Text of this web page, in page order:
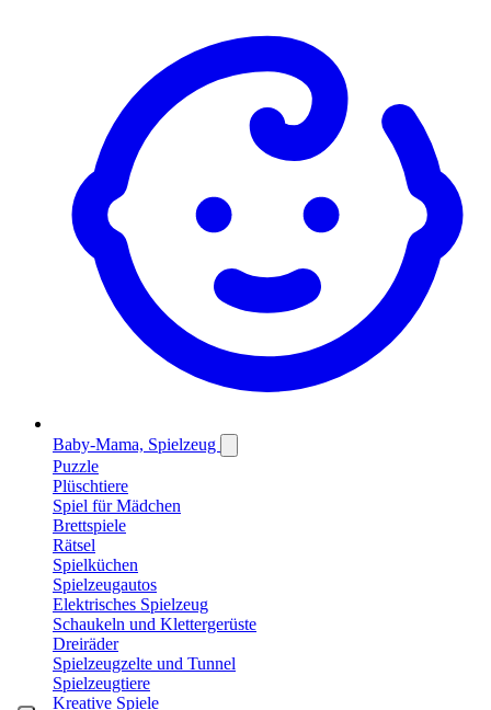
Baby-Mama, Spielzeug
Puzzle
Plüschtiere
Spiel für Mädchen
Brettspiele
Rätsel
Spielküchen
Spielzeugautos
Elektrisches Spielzeug
Schaukeln und Klettergerüste
Dreiräder
Spielzeugzelte und Tunnel
Spielzeugtiere
Kreative Spiele